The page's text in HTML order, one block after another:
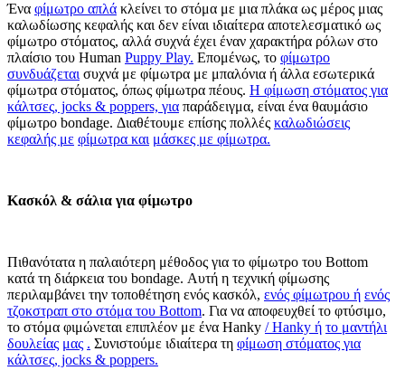
Ένα φίμωτρο απλά κλείνει το στόμα με μια πλάκα ως μέρος μιας
καλωδίωσης κεφαλής και δεν είναι ιδιαίτερα αποτελεσματικό ως
φίμωτρο στόματος, αλλά συχνά έχει έναν χαρακτήρα ρόλων στο
πλαίσιο του Human Puppy Play. Επομένως, το φίμωτρο
συνδυάζεται συχνά με φίμωτρα με μπαλόνια ή άλλα εσωτερικά
φίμωτρα στόματος, όπως φίμωτρα πέους. Η φίμωση στόματος για
κάλτσες, jocks & poppers, για παράδειγμα, είναι ένα θαυμάσιο
φίμωτρο bondage. Διαθέτουμε επίσης πολλές καλωδιώσεις
κεφαλής με φίμωτρα και μάσκες με φίμωτρα.
Κασκόλ & σάλια για φίμωτρο
Πιθανότατα η παλαιότερη μέθοδος για το φίμωτρο του Bottom
κατά τη διάρκεια του bondage. Αυτή η τεχνική φίμωσης
περιλαμβάνει την τοποθέτηση ενός κασκόλ, ενός φίμωτρου ή ενός
τζοκστραπ στο στόμα του Bottom. Για να αποφευχθεί το φτύσιμο,
το στόμα φιμώνεται επιπλέον με ένα Hanky / Hanky ή το μαντήλι
δουλείας μας . Συνιστούμε ιδιαίτερα τη φίμωση στόματος για
κάλτσες, jocks & poppers.